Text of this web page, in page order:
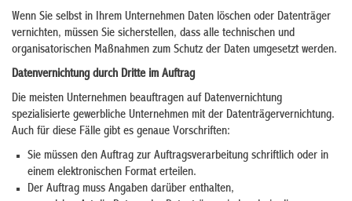
Wenn Sie selbst in Ihrem Unternehmen Daten löschen oder Datenträger
vernichten, müssen Sie sicherstellen, dass alle technischen und
organisatorischen Maßnahmen zum Schutz der Daten umgesetzt werden.
Datenvernichtung durch Dritte im Auftrag
Die meisten Unternehmen beauftragen auf Datenvernichtung
spezialisierte gewerbliche Unternehmen mit der Datenträgervernichtung.
Auch für diese Fälle gibt es genaue Vorschriften:
Sie müssen den Auftrag zur Auftragsverarbeitung schriftlich oder in
einem elektronischen Format erteilen.
Der Auftrag muss Angaben darüber enthalten,